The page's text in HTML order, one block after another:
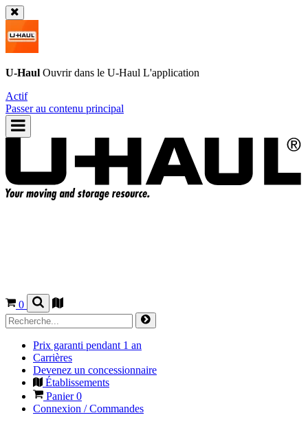
U-Haul Ouvrir dans le U-Haul L'application
Actif
Passer au contenu principal
0
Prix garanti pendant 1 an
Carrières
Devenez un concessionnaire
Établissements
Panier0
Connexion / Commandes